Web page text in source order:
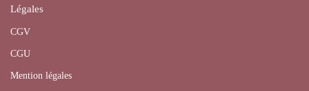
Légales
CGV
CGU
Mention légales